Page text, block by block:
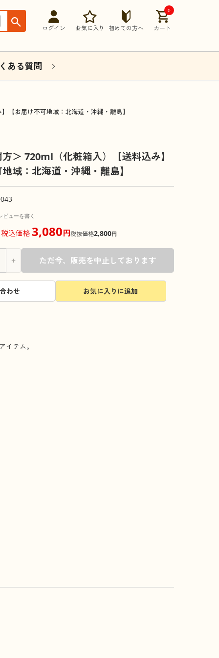
ログイン お気に入り 初めての方へ
0
カート
ある質問
【お届け不可地域：北海道・沖縄・離島】
＞ 720ml（化粧箱入）【送料込み】
域：北海道・沖縄・離島】
ビューを書く
税込価格 3,080円税抜価格2,800円
+ ただ今、販売を中止しております
わせ お気に入りに追加
テム。